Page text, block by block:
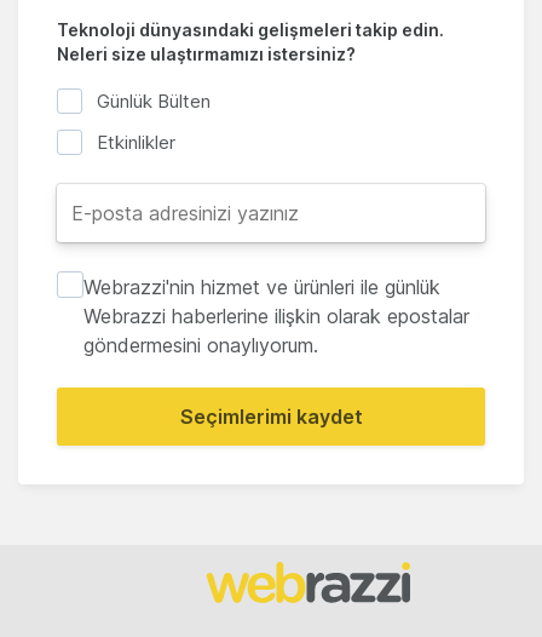
Teknoloji dünyasındaki gelişmeleri takip edin.
Neleri size ulaştırmamızı istersiniz?
Günlük Bülten
Etkinlikler
Webrazzi'nin hizmet ve ürünleri ile günlük
Webrazzi haberlerine ilişkin olarak epostalar
göndermesini onaylıyorum.
Seçimlerimi kaydet